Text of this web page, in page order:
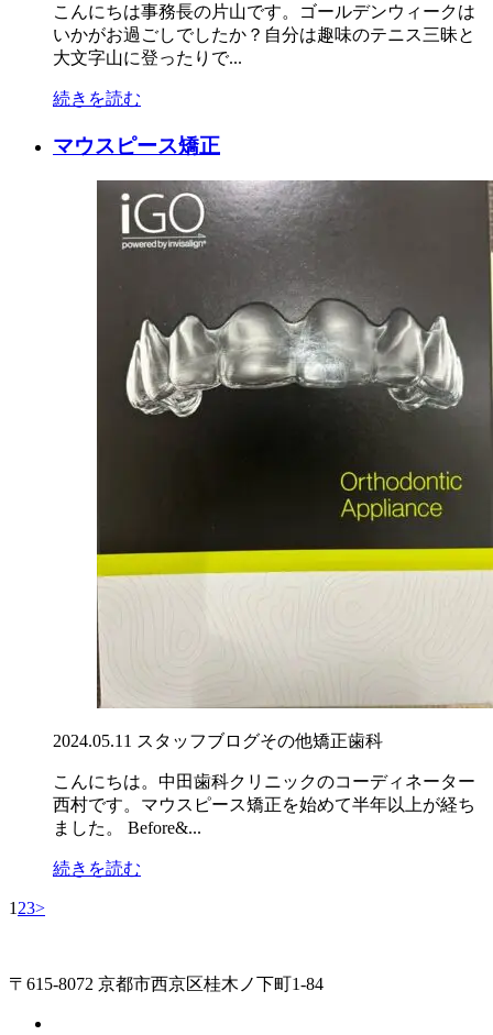
こんにちは事務長の片山です。ゴールデンウィークは
いかがお過ごしでしたか？自分は趣味のテニス三昧と
大文字山に登ったりで...
続きを読む
マウスピース矯正
2024.05.11 スタッフブログその他矯正歯科
こんにちは。中田歯科クリニックのコーディネーター
西村です。マウスピース矯正を始めて半年以上が経ち
ました。 Before&...
続きを読む
1 23>
〒615-8072 京都市西京区桂木ノ下町1-84